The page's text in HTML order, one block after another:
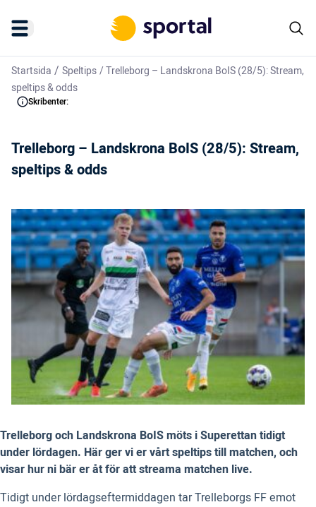
Startsida / Speltips/Trelleborg – Landskrona BoIS (28/5): Stream,
speltips & odds
Skribenter:
Trelleborg – Landskrona BoIS (28/5): Stream,
speltips & odds
Trelleborg och Landskrona BoIS möts i Superettan tidigt
under lördagen. Här ger vi er vårt speltips till matchen, och
visar hur ni bär er åt för att streama matchen live.
Tidigt under lördagseftermiddagen tar Trelleborgs FF emot